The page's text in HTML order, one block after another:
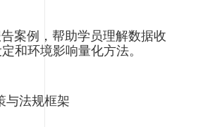
案例，帮助学员理解数据收
和环境影响量化方法。
与法规框架